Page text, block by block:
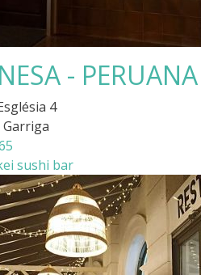
-
4
Garriga
sushi bar